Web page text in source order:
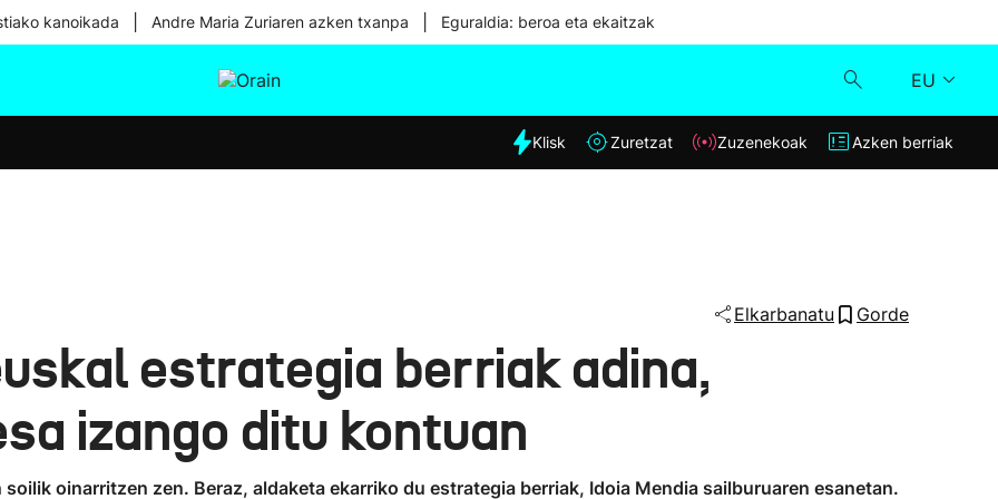
kanoikada Andre Maria Zuriaren azken txanpa Eguraldia: beroa eta ekaitzak
EU
Eguraldia
Klisk
Klisk Zuretzat Zuzenekoak Azken berriak
Elkarbanatu Gorde
estrategia berriak adina,
izango ditu kontuan
oinarritzen zen. Beraz, aldaketa ekarriko du estrategia berriak, Idoia Mendia sailburuaren esanetan.